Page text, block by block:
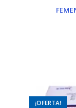
¡OFERTA!